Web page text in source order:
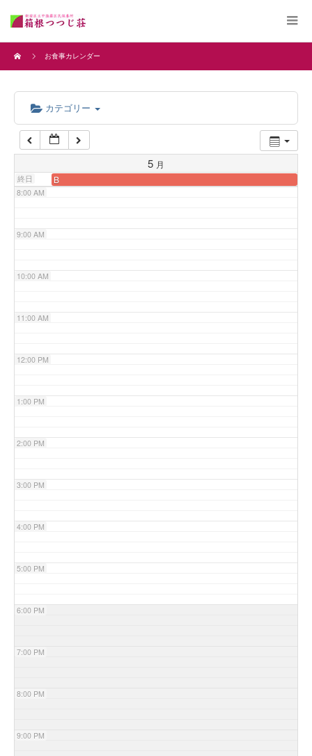
お食事カレンダー
カテゴリー
5 月
終日 B
4:00 AM
6:00 AM
7:00 AM
8:00 AM
9:00 AM
10:00 AM
11:00 AM
12:00 PM
1:00 PM
2:00 PM
3:00 PM
4:00 PM
5:00 PM
6:00 PM
7:00 PM
8:00 PM
9:00 PM